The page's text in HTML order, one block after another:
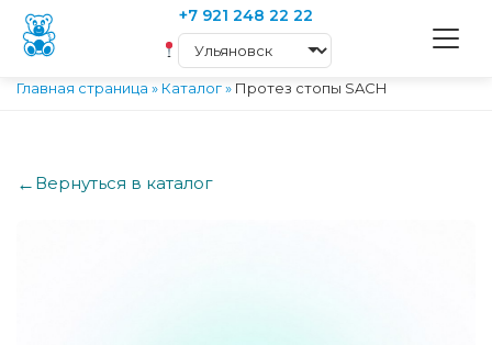
+7 921 248 22 22
Главная страница » Каталог» Протез стопы SACH
← Вернуться в каталог